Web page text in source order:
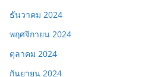
ธันวาคม 2024
พฤศจิกายน 2024
ตุลาคม 2024
กันยายน 2024